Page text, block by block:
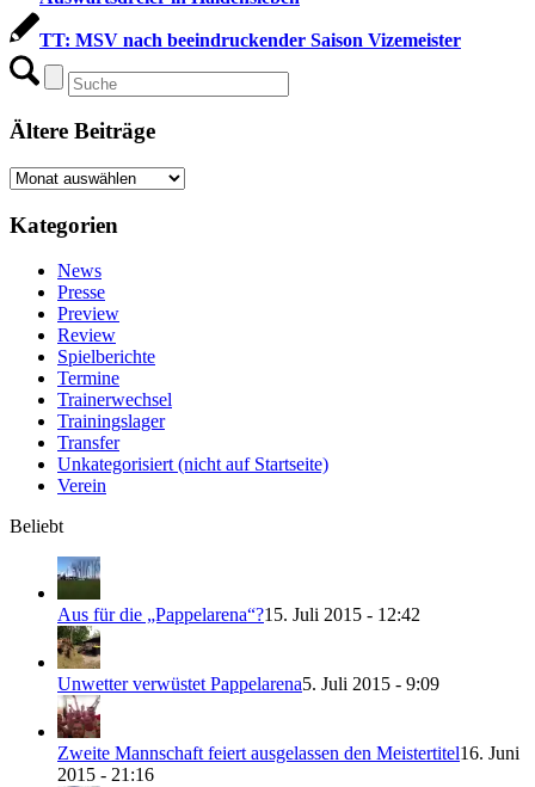
TT: MSV nach beeindruckender Saison Vizemeister
Ältere Beiträge
Ältere
Kategorien
News
Presse
Preview
Review
Spielberichte
Termine
Trainerwechsel
Trainingslager
Transfer
Unkategorisiert (nicht auf Startseite)
Verein
Beliebt
Aus für die „Pappelarena“?15. Juli 2015 - 12:42
Unwetter verwüstet Pappelarena5. Juli 2015 - 9:09
Zweite Mannschaft feiert ausgelassen den Meistertitel16. Juni
2015 - 21:16